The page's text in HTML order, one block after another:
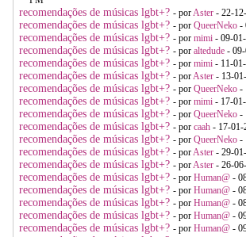
recomendações de músicas lgbt+? - porAster - 22-
recomendações de músicas lgbt+? - por QueerNeko -
recomendações de músicas lgbt+? - por mimi - 09-
recomendações de músicas lgbt+? - por altedude -
recomendações de músicas lgbt+? - por mimi - 11-
recomendações de músicas lgbt+? - porAster - 13-
recomendações de músicas lgbt+? - por QueerNeko -
recomendações de músicas lgbt+? - por mimi - 17-
recomendações de músicas lgbt+? - por QueerNeko -
recomendações de músicas lgbt+? - por caah - 17-01-
recomendações de músicas lgbt+? - por QueerNeko -
recomendações de músicas lgbt+? - porAster - 29-
recomendações de músicas lgbt+? - porAster - 26-
recomendações de músicas lgbt+? - por Human@ -
recomendações de músicas lgbt+? - por Human@ -
recomendações de músicas lgbt+? - por Human@ -
recomendações de músicas lgbt+? - por Human@ -
recomendações de músicas lgbt+? - por Human@ -